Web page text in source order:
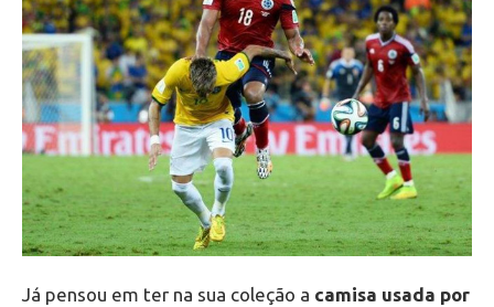
Já pensou em ter na sua coleção a camisa usada por